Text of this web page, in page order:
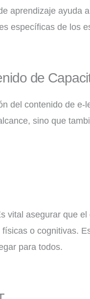
aprendizaje ayuda
específicas de los
de
del contenido de
sino que
vital asegurar que
o cognitivas.
para todos.